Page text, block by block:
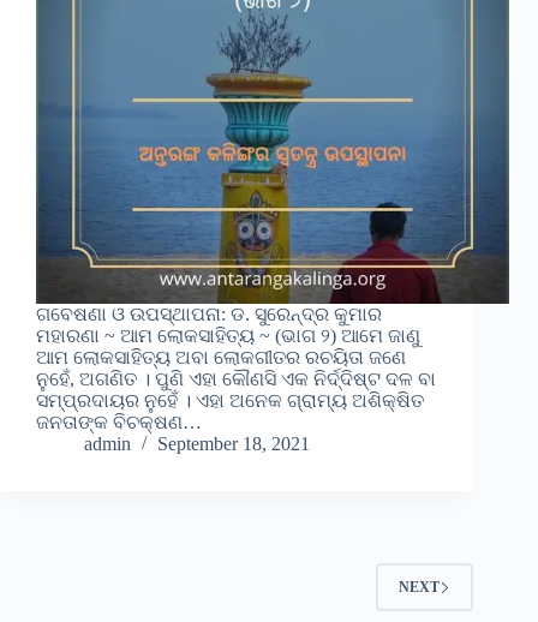
ଗବେଷଣା ଓ ଉପସ୍ଥାପନା: ଡ. ସୁରେନ୍ଦ୍ର କୁମାର
ମହାରଣା ~ ଆମ ଲୋକସାହିତ୍ୟ ~ (ଭାଗ ୨) ଆମେ ଜାଣୁ
ଆମ ଲୋକସାହିତ୍ୟ ଅବା ଲୋକଗୀତର ରଚୟିତା ଜଣେ
ନୁହେଁ, ଅଗଣିତ । ପୁଣି ଏହା କୌଣସି ଏକ ନିର୍ଦ୍ଦିଷ୍ଟ ଦଳ ବା
ସମ୍ପ୍ରଦାୟର ନୁହେଁ । ଏହା ଅନେକ ଗ୍ରାମ୍ୟ ଅଶିକ୍ଷିତ
ଜନତାଙ୍କ ବିଚକ୍ଷଣ…
admin
September 18, 2021
NEXT